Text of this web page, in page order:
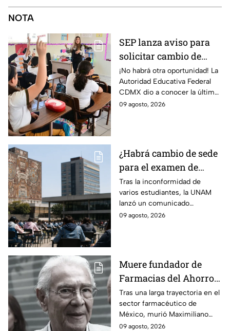
NOTA
SEP lanza aviso para
solicitar cambio de
escuela o turno en
primaria y secundaria
de CDMX
¡No habrá otra oportunidad! La
Autoridad Educativa Federal
CDMX dio a conocer la última
fecha para solicitar cambio de
09 agosto, 2026
¿Habrá cambio de sede
para el examen de
control? La UNAM
aclara su postura tras
inconformidad de
aspirantes
Tras la inconformidad de
varios estudiantes, la UNAM
lanzó un comunicado
aclarando si habrá cambio de
09 agosto, 2026
Muere fundador de
Farmacias del Ahorro:
¿quién fue
Maximiliano Leonardo
Asturias?
Tras una larga trayectoria en el
sector farmacéutico de
México, murió Maximiliano
Leonardo Asturias, cofundador
09 agosto, 2026